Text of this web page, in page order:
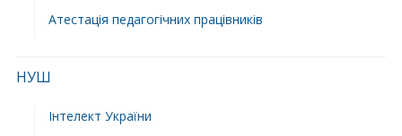
Атестація педагогічних працівників
НУШ
Інтелект України